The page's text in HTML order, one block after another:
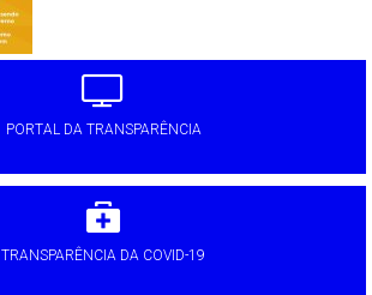
PORTAL DA TRANSPARÊNCIA
TRANSPARÊNCIA DA COVID-19